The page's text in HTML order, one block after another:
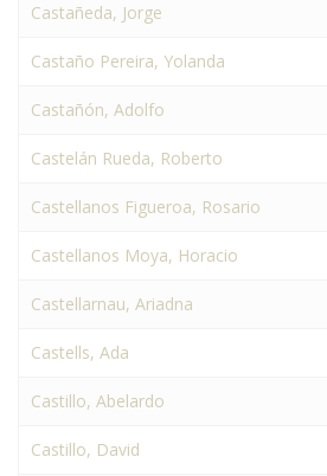
Castañeda, Jorge
Castaño Pereira, Yolanda
Castañón, Adolfo
Castelán Rueda, Roberto
Castellanos Figueroa, Rosario
Castellanos Moya, Horacio
Castellarnau, Ariadna
Castells, Ada
Castillo, Abelardo
Castillo, David